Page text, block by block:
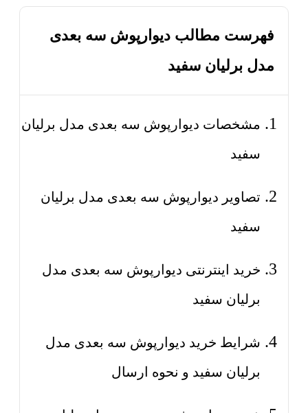
فهرست مطالب دیوارپوش سه بعدی
مدل برلیان سفید
مشخصات دیوارپوش سه بعدی مدل برلیان
سفید
تصاویر دیوارپوش سه بعدی مدل برلیان
سفید
خرید اینترنتی دیوارپوش سه بعدی مدل
برلیان سفید
شرایط خرید دیوارپوش سه بعدی مدل
برلیان سفید و نحوه ارسال